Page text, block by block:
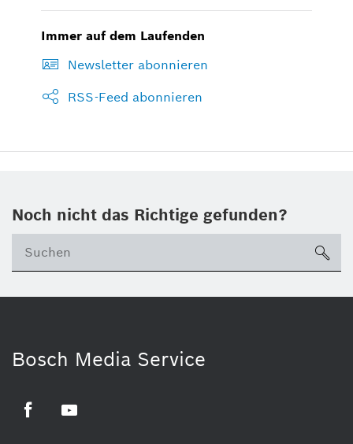
Immer auf dem Laufenden
Newsletter abonnieren
RSS-Feed abonnieren
Noch nicht das Richtige gefunden?
Bosch Media Service